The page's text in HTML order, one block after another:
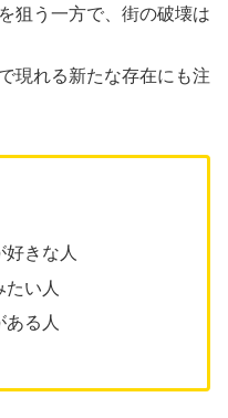
狙う一方で、街の破壊は
現れる新たな存在にも注
きな人
い人
る人